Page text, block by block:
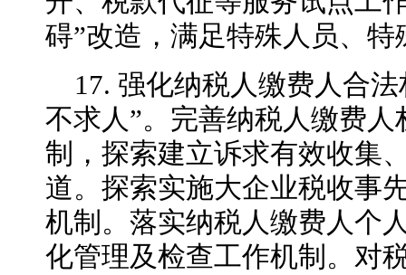
碍”改造，满足特殊人员、
17. 强化纳税人缴费人合
不求人”。完善纳税人缴费
制，探索建立诉求有效收集
道。探索实施大企业税收事
机制。落实纳税人缴费人个
化管理及检查工作机制。对